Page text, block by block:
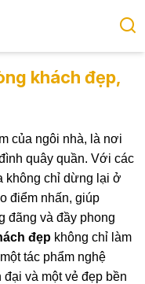
khách đẹp,
của ngôi nhà, là nơi
quây quần. Với các
không chỉ dừng lại ở
điểm nhấn, giúp
đãng và đầy phong
đẹp không chỉ làm
tác phẩm nghệ
và một vẻ đẹp bền